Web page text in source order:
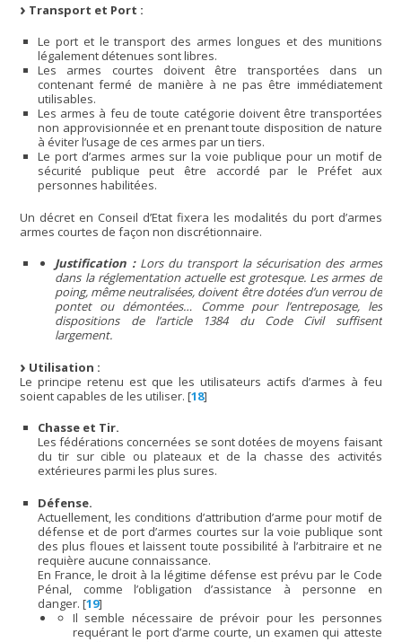
Transport et Port :
Le port et le transport des armes longues et des munitions
légalement détenues sont libres.
Les armes courtes doivent être transportées dans un
contenant fermé de manière à ne pas être immédiatement
utilisables.
Les armes à feu de toute catégorie doivent être transportées
non approvisionnée et en prenant toute disposition de nature
à éviter l’usage de ces armes par un tiers.
Le port d’armes armes sur la voie publique pour un motif de
sécurité publique peut être accordé par le Préfet aux
personnes habilitées.
Un décret en Conseil d’Etat fixera les modalités du port d’armes
armes courtes de façon non discrétionnaire.
Justification :Lors du transport la sécurisation des armes
dans la réglementation actuelle est grotesque. Les armes de
poing, même neutralisées, doivent être dotées d’un verrou de
pontet ou démontées… Comme pour l’entreposage, les
dispositions de l’article 1384 du Code Civil suffisent
largement.
Utilisation :
Le principe retenu est que les utilisateurs actifs d’armes à feu
soient capables de les utiliser. [18]
Chasse et Tir.
Les fédérations concernées se sont dotées de moyens faisant
du tir sur cible ou plateaux et de la chasse des activités
extérieures parmi les plus sures.
Défense.
Actuellement, les conditions d’attribution d’arme pour motif de
défense et de port d’armes courtes sur la voie publique sont
des plus floues et laissent toute possibilité à l’arbitraire et ne
requière aucune connaissance.
En France, le droit à la légitime défense est prévu par le Code
Pénal, comme l’obligation d’assistance à personne en
danger. [19]
Il semble nécessaire de prévoir pour les personnes
requérant le port d’arme courte, un examen qui atteste